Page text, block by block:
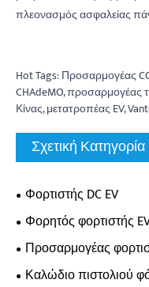
πλεονασμός ασφαλείας
Hot Tags: Προσαρμογέας
CHAdeMO, προσαρμογέας
Κίνας, μετατροπέας EV,
Σχετική Κατηγορία
Φορτιστής DC EV
Φορητός φορτιστής
Προσαρμογέας
Καλώδιο πιστολιού